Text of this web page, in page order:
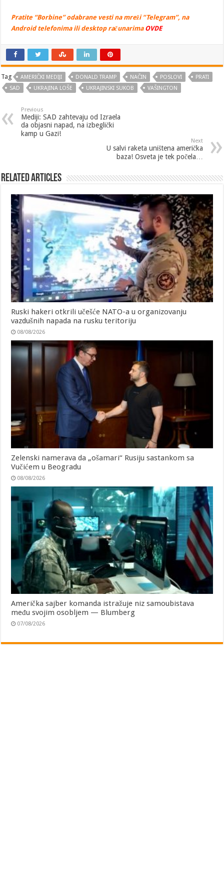
Pratite “Borbine” odabrane vesti na mreži “Telegram”, na
Android telefonima ili desktop računarima OVDE
Tag AMERIČKI MEDIJI DONALD TRAMP NAČIN POSLOVI
PRATI
SAD
UKRAJINA LOŠE UKRAJINSKI SUKOB VAŠINGTON
Previous
Mediji: SAD zahtevaju od Izraela
da objasni napad, na izbeglički
kamp u Gazi! ​
Next
U salvi raketa uništena američka
baza! Osveta je tek počela…
Related Articles
Ruski hakeri otkrili učešće NATO-a u organizovanju
vazdušnih napada na rusku teritoriju
08/08/2026
Zelenski namerava da „ošamari“ Rusiju sastankom sa
Vučićem u Beogradu
08/08/2026
Američka sajber komanda istražuje niz samoubistava
među svojim osobljem — Blumberg
07/08/2026